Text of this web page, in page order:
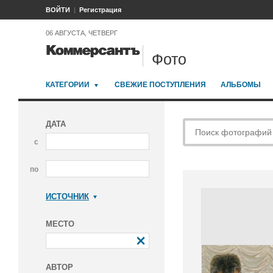
ВОЙТИ Регистрация
06 АВГУСТА, ЧЕТВЕРГ
Фото
КАТЕГОРИИ СВЕЖИЕ ПОСТУПЛЕНИЯ АЛЬБОМЫ
ДАТА
с
по
ИСТОЧНИК
МЕСТО
АВТОР